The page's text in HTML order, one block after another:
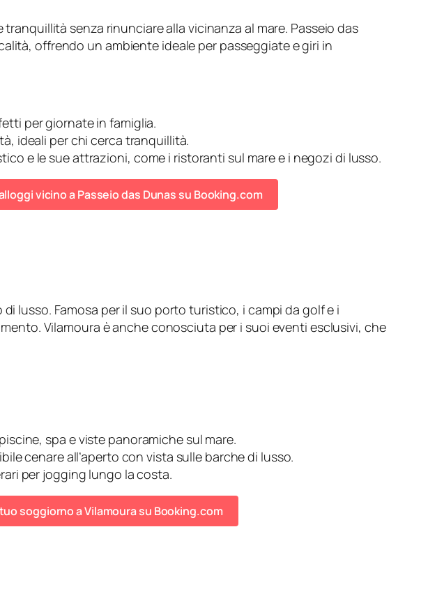
senza rinunciare alla vicinanza al mare. Passeio das
offrendo un ambiente ideale per passeggiate e giri in
per giornate in famiglia.
ideali per chi cerca tranquillità.
e le sue attrazioni, come i ristoranti sul mare e i negozi di lusso.
vicino a Passeio das Dunas su Booking.com
lusso. Famosa per il suo porto turistico, i campi da golf e i
Vilamoura è anche conosciuta per i suoi eventi esclusivi, che
spa e viste panoramiche sul mare.
cenare all’aperto con vista sulle barche di lusso.
per jogging lungo la costa.
soggiorno a Vilamoura su Booking.com